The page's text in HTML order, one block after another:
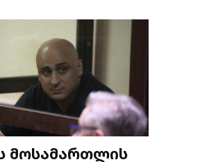
მოსამართლის